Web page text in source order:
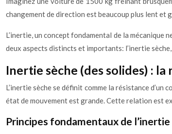
changement de direction est beaucoup plus lent
L’inertie, un concept fondamental de la mécanique
deux aspects distincts et importants: l’inertie
Inertie sèche (des solides) : la
L’inertie sèche se définit comme la résistance
état de mouvement est grande. Cette relation est
Principes fondamentaux de l’inertie